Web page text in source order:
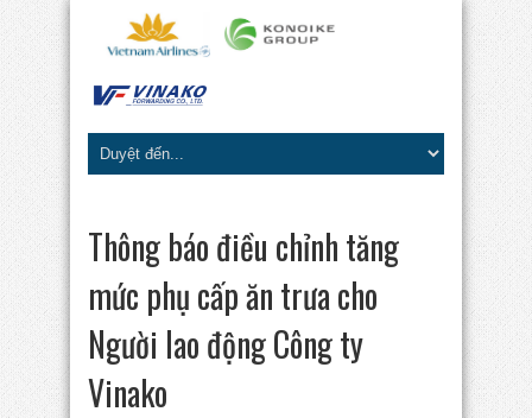
Thông báo điều chỉnh tăng
mức phụ cấp ăn trưa cho
Người lao động Công ty
Vinako